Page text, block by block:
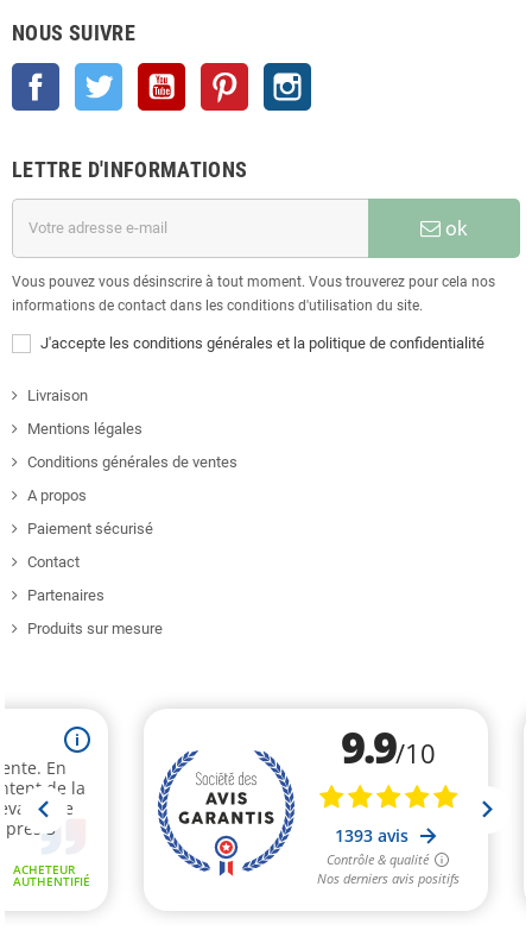
NOUS SUIVRE
Facebook Twitter YouTube Pinterest
LETTRE D'INFORMATIONS
ok
Vous pouvez vous désinscrire à tout moment. Vous trouverez pour cela nos
informations de contact dans les conditions d'utilisation du site.
J'accepte les conditions générales et la politique de confidentialité
Livraison
Mentions légales
Conditions générales de ventes
A propos
Paiement sécurisé
Contact
Partenaires
Produits sur mesure